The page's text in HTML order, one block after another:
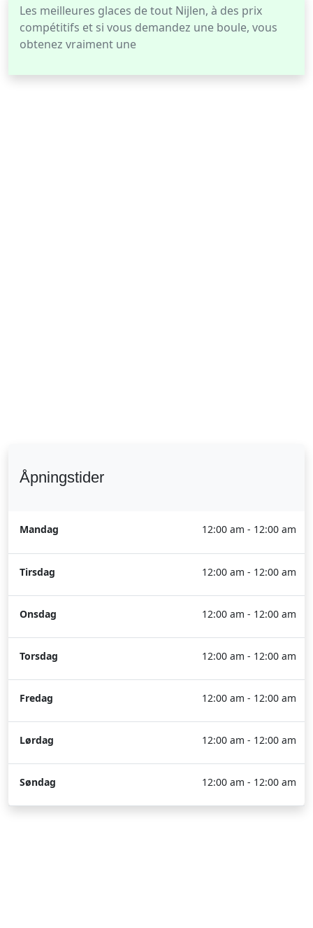
Les meilleures glaces de tout Nijlen, à des prix
compétitifs et si vous demandez une boule, vous
obtenez vraiment une
Åpningstider
Mandag 12:00 am - 12:00 am
Tirsdag 12:00 am - 12:00 am
Onsdag 12:00 am - 12:00 am
Torsdag 12:00 am - 12:00 am
Fredag 12:00 am - 12:00 am
Lørdag 12:00 am - 12:00 am
Søndag 12:00 am - 12:00 am